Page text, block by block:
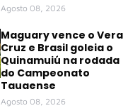
Agosto 08, 2026
Maguary vence o Vera
Cruz e Brasil goleia o
Quinamuiú na rodada
do Campeonato
Tauaense
Agosto 08, 2026